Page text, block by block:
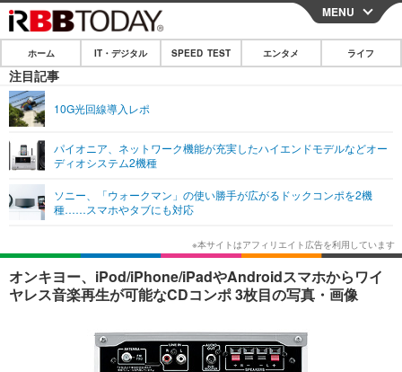
CLOSE
ホーム
IT・デジタル
ネタ
ショッピング その他
エンタメ
エンタメTOP
韓国・芸能
音楽 スポーツ
ショッピング その他
ライフ
ライフTOP グルメ
ペット ショッピング
リリース一覧
プッシュ通知の停止方法
MENU
ホーム IT・デジタル SPEED TEST エンタメ ライフ
注目記事
10G光回線導入レポ
パイオニア、ネットワーク機能が充実したハイエンドモデルなどオー
ディオシステム2機種
ソニー、「ウォークマン」の使い勝手が広がるドックコンポを2機
種……スマホやタブにも対応
オンキヨー、iPod/iPhone/iPadやAndroidスマホからワイ
ヤレス音楽再生が可能なCDコンポ 3枚目の写真・画像